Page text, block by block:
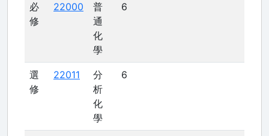
必
修
22000
普
通
化
學
6
選
修
22011
分
析
化
學
6